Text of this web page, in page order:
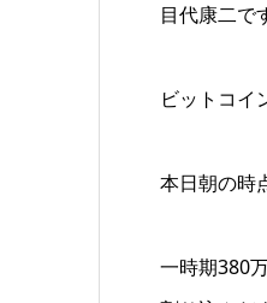
目代康二で
ビットコイ
本日朝の時
一時期380